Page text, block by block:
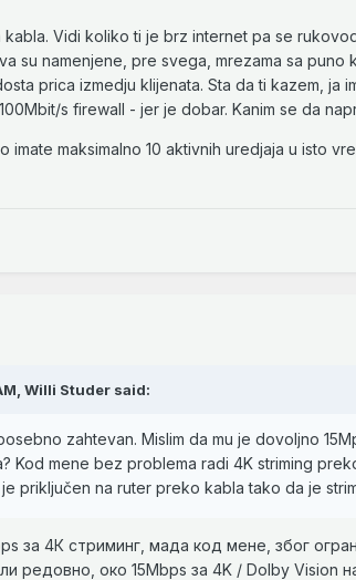
Vidi koliko ti je brz internet pa se
su namenjene, pre svega, mrezama sa
prica izmedju klijenata. Sta da ti kazem, ja
s firewall - jer je dobar. Kanim se da
imate maksimalno 10 aktivnih uredjaja u isto
Willi Studer said:
zahtevan. Mislim da mu je dovoljno
Kod mene bez problema radi 4K striming
priključen na ruter preko kabla tako da je
за 4К стриминг, мада код мене, због
редовно, око 15Mbps за 4K / Dolby Vision